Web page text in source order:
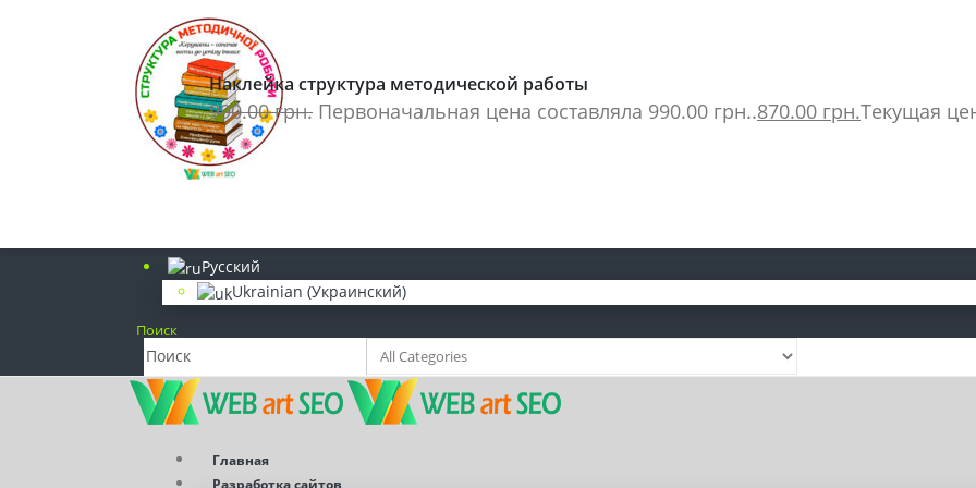
(098) 839-77-92
Наклейки на стіну
(093) 249-40-84
Розробка сайтів. SEO просування
info@webart-seo.com
Русский
Ukrainian (Украинский)
Поиск
Главная
Наклейка структура методической работы
990.00грн. Первоначальная цена составляла 990.00 грн..870.00 грн.Текущая